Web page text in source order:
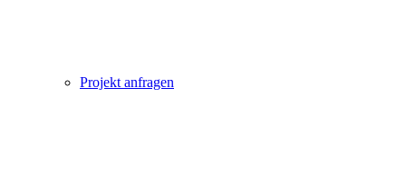
Projekt anfragen